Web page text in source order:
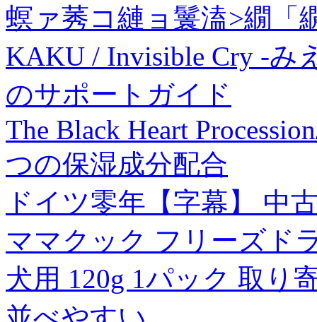
螟ァ莠コ縺ョ鬟溘>繝「
KAKU / Invisible Cry -み
のサポートガイド
The Black Heart
つの保湿成分配合
ドイツ零年【字幕】 中
ママクック フリーズド
犬用 120g 1パック 取り